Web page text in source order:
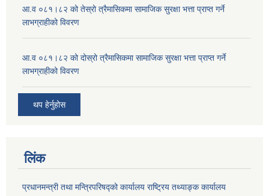
आ.व ०८१।८२ को तेस्रो त्रैमासिकमा सामाजिक सुरक्षा भत्ता प्राप्त गर्ने
लाभग्राहीको विवरण
आ.व ०८१।८२ को दोस्रो त्रैमासिकमा सामाजिक सुरक्षा भत्ता प्राप्त गर्ने
लाभग्राहीको विवरण
थप हेर्नुहोस
लिंक
प्रधानमन्त्री तथा मन्त्रिपरिषद्को कार्यालय राष्ट्रिय तथ्याङ्क कार्यालय